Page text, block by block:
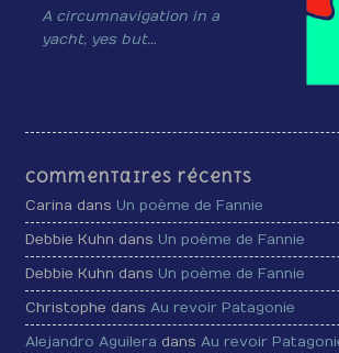
A circumnavigation in a
yacht, yes but…
Commentaires récents
Carina dans Un poème de Fannie
Debbie Kuhn dans Un poème de Fannie
Debbie Kuhn dans Un poème de Fannie
Christophe dansAu revoir Patagonie
Alejandro Aguilera dansAu revoir